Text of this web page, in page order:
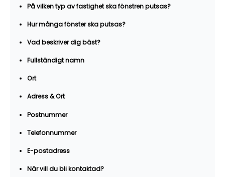
På vilken typ av fastighet ska fönstren putsas?
Hur många fönster ska putsas?
Vad beskriver dig bäst?
Fullständigt namn
Ort
Adress & Ort
Postnummer
Telefonnummer
E-postadress
När vill du bli kontaktad?